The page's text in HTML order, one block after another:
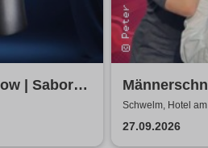
| Sabor
Buchenau
Schwelm, Hotel
27.09.2026